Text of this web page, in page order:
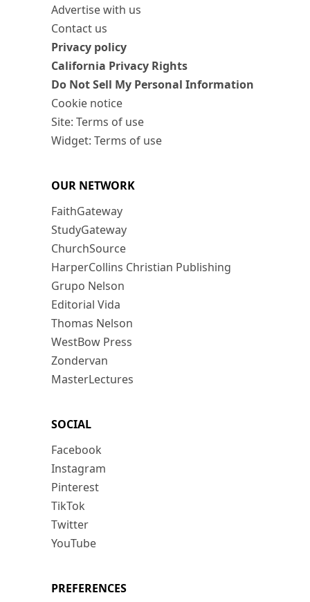
Advertise with us
Contact us
Privacy policy
California Privacy Rights
Do Not Sell My Personal Information
Cookie notice
Site: Terms of use
Widget: Terms of use
OUR NETWORK
FaithGateway
StudyGateway
ChurchSource
HarperCollins Christian Publishing
Grupo Nelson
Editorial Vida
Thomas Nelson
WestBow Press
Zondervan
MasterLectures
SOCIAL
Facebook
Instagram
Pinterest
TikTok
Twitter
YouTube
PREFERENCES